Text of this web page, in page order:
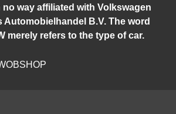
way affiliated with Volkswagen
Automobielhandel B.V. The word
merely refers to the type of car.